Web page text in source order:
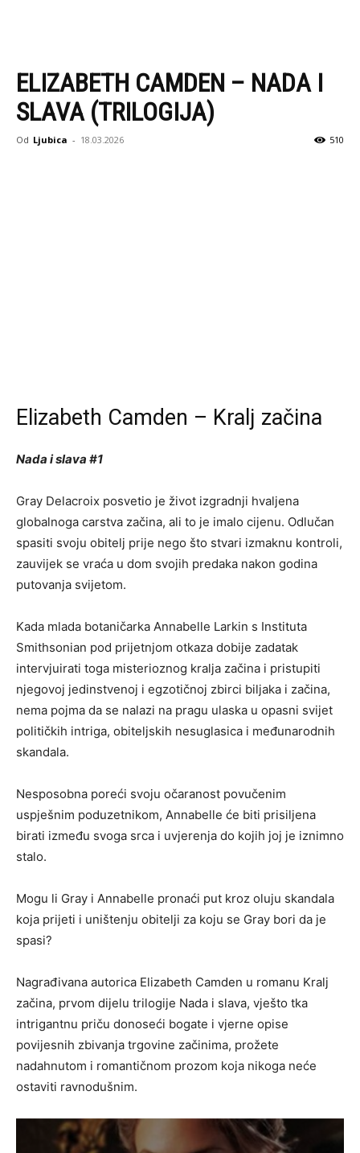
ELIZABETH CAMDEN – NADA I
SLAVA (TRILOGIJA)
Od Ljubica - 18.03.2026 510
Elizabeth Camden – Kralj začina
Nada i slava #1
Gray Delacroix posvetio je život izgradnji hvaljena
globalnoga carstva začina, ali to je imalo cijenu. Odlučan
spasiti svoju obitelj prije nego što stvari izmaknu kontroli,
zauvijek se vraća u dom svojih predaka nakon godina
putovanja svijetom.
Kada mlada botaničarka Annabelle Larkin s Instituta
Smithsonian pod prijetnjom otkaza dobije zadatak
intervjuirati toga misterioznog kralja začina i pristupiti
njegovoj jedinstvenoj i egzotičnoj zbirci biljaka i začina,
nema pojma da se nalazi na pragu ulaska u opasni svijet
političkih intriga, obiteljskih nesuglasica i međunarodnih
skandala.
Nesposobna poreći svoju očaranost povučenim
uspješnim poduzetnikom, Annabelle će biti prisiljena
birati između svoga srca i uvjerenja do kojih joj je iznimno
stalo.
Mogu li Gray i Annabelle pronaći put kroz oluju skandala
koja prijeti i uništenju obitelji za koju se Gray bori da je
spasi?
Nagrađivana autorica Elizabeth Camden u romanu Kralj
začina, prvom dijelu trilogije Nada i slava, vješto tka
intrigantnu priču donoseći bogate i vjerne opise
povijesnih zbivanja trgovine začinima, prožete
nadahnutom i romantičnom prozom koja nikoga neće
ostaviti ravnodušnim.